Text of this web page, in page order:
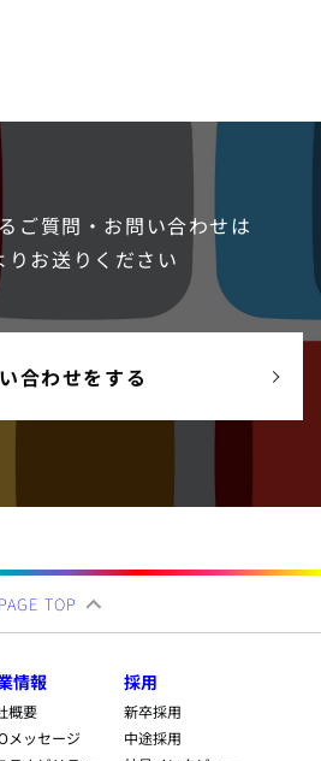
ご質問・お問い合わせは
りお送りください
合わせをする
PAGE TOP
情報
概要
メッセージ
採用
新卒採用
中途採用